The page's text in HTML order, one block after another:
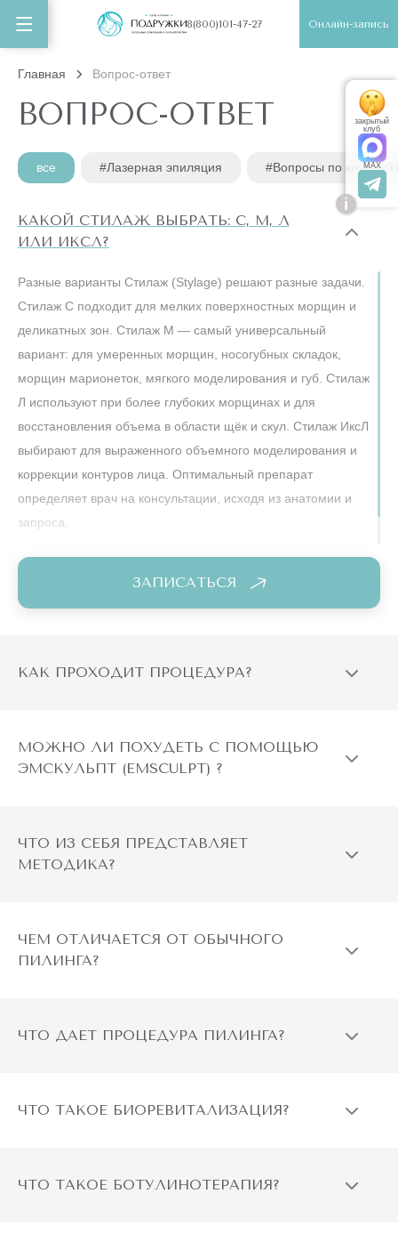
8(800)101-47-27 Онлайн-запись
Главная Вопрос-ответ
ВОПРОС-ОТВЕТ
все #Лазерная эпиляция #Вопросы по клубной
КАКОЙ СТИЛАЖ ВЫБРАТЬ: С, М, Л
ИЛИ ИКСЛ?
Разные варианты Стилаж (Stylage) решают разные задачи.
Стилаж С подходит для мелких поверхностных морщин и
деликатных зон. Стилаж М — самый универсальный
вариант: для умеренных морщин, носогубных складок,
морщин марионеток, мягкого моделирования и губ. Стилаж
Л используют при более глубоких морщинах и для
восстановления объема в области щёк и скул. Стилаж ИксЛ
выбирают для выраженного объемного моделирования и
коррекции контуров лица. Оптимальный препарат
определяет врач на консультации, исходя из анатомии и
запроса.
ЗАПИСАТЬСЯ
КАК ПРОХОДИТ ПРОЦЕДУРА?
МОЖНО ЛИ ПОХУДЕТЬ С ПОМОЩЬЮ
ЭМСКУЛЬПТ (EMSCULPT) ?
ЧТО ИЗ СЕБЯ ПРЕДСТАВЛЯЕТ
МЕТОДИКА?
ЧЕМ ОТЛИЧАЕТСЯ ОТ ОБЫЧНОГО
ПИЛИНГА?
ЧТО ДАЕТ ПРОЦЕДУРА ПИЛИНГА?
ЧТО ТАКОЕ БИОРЕВИТАЛИЗАЦИЯ?
ЧТО ТАКОЕ БОТУЛИНОТЕРАПИЯ?
i
закрытый
клуб
MAX